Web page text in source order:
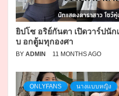
ยิปโซ อริย์กันตา เปิดวาร์ปนั
บ อกตู้มทุกองศา
BY ADMIN 11 MONTHS AGO
ONLYFANS นางแบบหญิง